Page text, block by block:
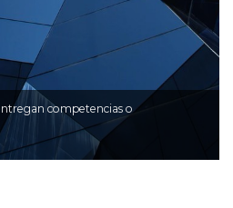
competencias o